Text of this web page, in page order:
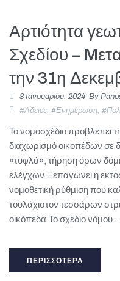
Αρτιότητα
Σχεδίου –
την 31η
8 Ιανουαρίου, 2024 By
#άδειες #ενημέρωση
Το νομοσχέδιο προβλέπει
διαχωρισμό οικοπέδων σε
«τυφλά», τήρηση όρων
ελέγχων.Ξεπαγώνει η
νομοθετική ρύθμιση που
τουλάχιστον τεσσάρων
οικόπεδα.Το σχέδιο νόμου...
ΠΕΡΙΣΣΌΤΕΡΑ